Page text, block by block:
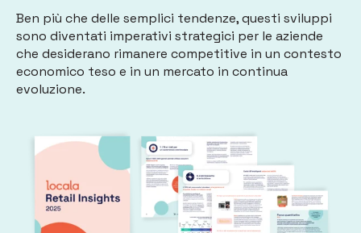
Ben più che delle semplici tendenze, questi sviluppi
sono diventati imperativi strategici per le aziende
che desiderano rimanere competitive in un contesto
economico teso e in un mercato in continua
evoluzione.